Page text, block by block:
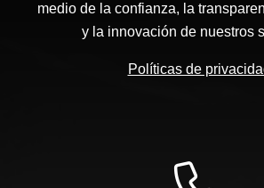
medio de la confianza, la
y la innovación de nuestros
Políticas de